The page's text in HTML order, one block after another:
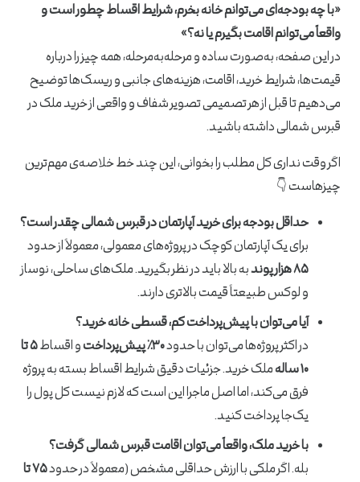
«با چه بودجه‌ای می‌توانم خانه بخرم، شرایط اقساط چطور است و
واقعاً می‌توانم اقامت بگیرم یا نه؟»
در این صفحه، به‌صورت ساده و مرحله‌به‌مرحله، همه‌ چیز را درباره
قیمت‌ها، شرایط خرید، اقامت، هزینه‌های جانبی و ریسک‌ها توضیح
می‌دهیم تا قبل از هر تصمیمی تصویر شفاف و واقعی از خرید ملک در
قبرس شمالی داشته باشید.
اگر وقت نداری کل مطلب را بخوانی، این چند خط خلاصه‌ی مهم‌ترین
چیزهاست 👇
حداقل بودجه برای خرید آپارتمان در قبرس شمالی چقدر است؟
برای یک آپارتمان کوچک در پروژه‌های معمولی، معمولاً از حدود
۸۵ هزار پوند
به بالا باید در نظر بگیرید. ملک‌های ساحلی، نوساز
و لوکس طبیعتاً قیمت بالاتری دارند.
آیا می‌توان با پیش‌پرداخت کم، قسطی خانه خرید؟
در اکثر پروژه‌ها می‌توان با حدود۳۰٪ پیش‌پرداخت و اقساط ۵ تا
۱۰ ساله
ملک خرید. جزئیات دقیق شرایط اقساط بسته به پروژه
فرق می‌کند، اما اصل ماجرا این است که لازم نیست کل پول را
یک‌جا پرداخت کنید.
با خرید ملک، واقعاً می‌توان اقامت قبرس شمالی گرفت؟
بله. اگر ملکی با ارزش حداقلی مشخص (معمولاً در حدود
۷۵ تا